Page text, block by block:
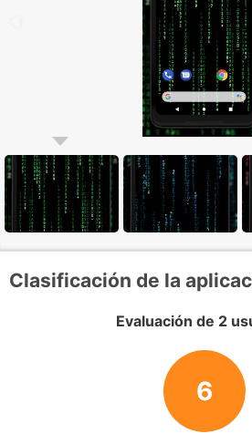
Clasificación de la
Evaluación de 2
6